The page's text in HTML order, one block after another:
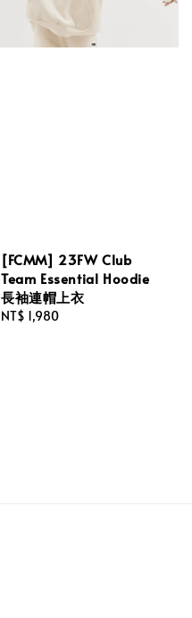
[FCMM] 23FW Club
Team Essential Hoodie
長袖連帽上衣
Regular
NT$ 1,980